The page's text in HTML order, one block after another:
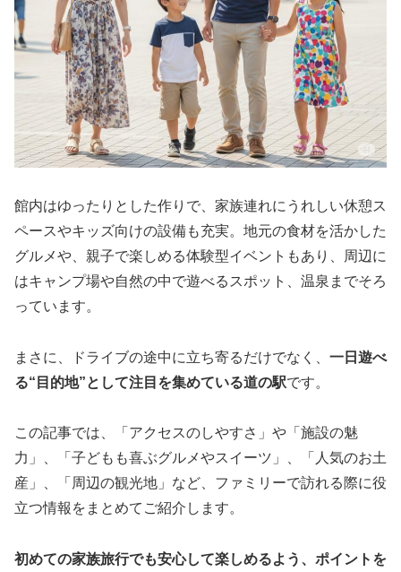
館内はゆったりとした作りで、家族連れにうれしい休憩ス
ペースやキッズ向けの設備も充実。地元の食材を活かした
グルメや、親子で楽しめる体験型イベントもあり、周辺に
はキャンプ場や自然の中で遊べるスポット、温泉までそろ
っています。
まさに、ドライブの途中に立ち寄るだけでなく、 一日遊べ
る“目的地”として注目を集めている道の駅です。
この記事では、「アクセスのしやすさ」や「施設の魅
力」、「子どもも喜ぶグルメやスイーツ」、「人気のお土
産」、「周辺の観光地」など、ファミリーで訪れる際に役
立つ情報をまとめてご紹介します。
初めての家族旅行でも安心して楽しめるよう、ポイントを